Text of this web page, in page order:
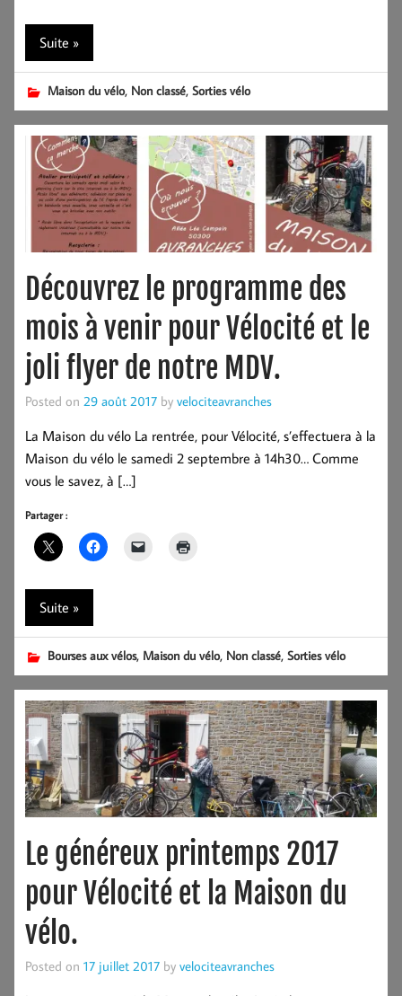
Suite »
Maison du vélo, Non classé,Sorties vélo
Découvrez le programme des
mois à venir pour Vélocité et le
joli flyer de notre MDV.
Posted on 29 août 2017 by velociteavranches
La Maison du vélo La rentrée, pour Vélocité, s’effectuera à la
Maison du vélo le samedi 2 septembre à 14h30… Comme
vous le savez, à […]
Partager :
Suite »
Bourses aux vélos, Maison du vélo, Non classé,Sorties vélo
Le généreux printemps 2017
pour Vélocité et la Maison du
vélo.
Posted on 17 juillet 2017 by velociteavranches